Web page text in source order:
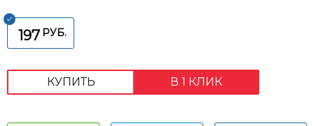
197 РУБ.
КУПИТЬ В 1 КЛИК